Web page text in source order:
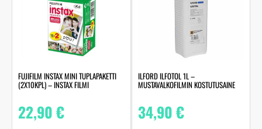
FUJIFILM INSTAX MINI TUPLAPAKETTI
(2X10KPL) – INSTAX FILMI
22,90€
ILFORD ILFOTOL 1L –
MUSTAVALKOFILMIN KOSTUTUSAINE
34,90€